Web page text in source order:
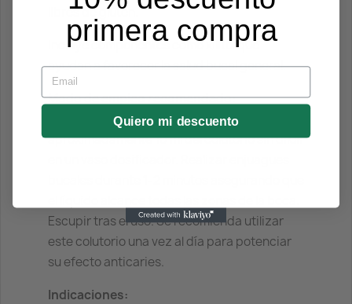
libres de gluten.
Incluye componentes como xilitol que
ayudan a favorecer la salud bucal general.
Modo de empleo recomendado:
Tras el cepillado dental, verter
aproximadamente 10 ml del colutorio sin diluir
Escupir tras el uso. Se recomienda utilizar
este colutorio una vez al día para potenciar
su efecto anticaries.
Indicaciones:
primera compra
Email
Quiero mi descuento